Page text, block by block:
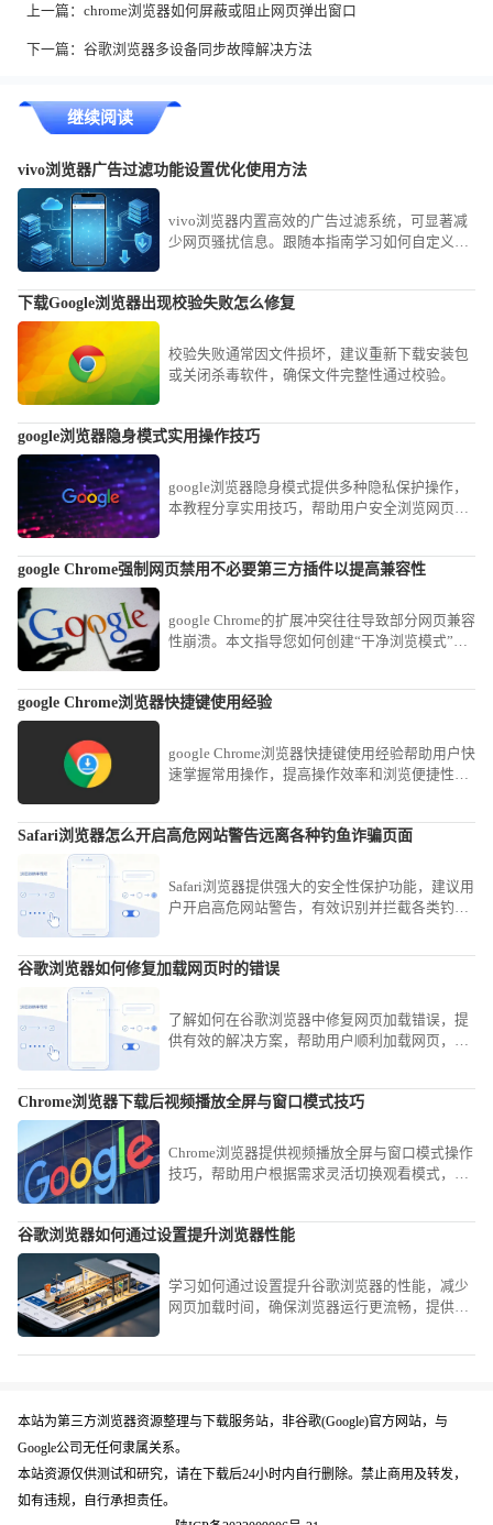
上一篇： chrome浏览器如何屏蔽或阻止网页弹出窗口
下一篇： 谷歌浏览器多设备同步故障解决方法
继续阅读
vivo浏览器广告过滤功能设置优化使用方法
vivo浏览器内置高效的广告过滤系统，可显著减
少网页骚扰信息。跟随本指南学习如何自定义拦
下载Google浏览器出现校验失败怎么修复
校验失败通常因文件损坏，建议重新下载安装包
或关闭杀毒软件，确保文件完整性通过校验。
google浏览器隐身模式实用操作技巧
google浏览器隐身模式提供多种隐私保护操作，
本教程分享实用技巧，帮助用户安全浏览网页并
google Chrome强制网页禁用不必要第三方插件以提高兼容性
google Chrome的扩展冲突往往导致部分网页兼容
性崩溃。本文指导您如何创建“干净浏览模式”，
google Chrome浏览器快捷键使用经验
google Chrome浏览器快捷键使用经验帮助用户快
速掌握常用操作，提高操作效率和浏览便捷性。
Safari浏览器怎么开启高危网站警告远离各种钓鱼诈骗页面
Safari浏览器提供强大的安全性保护功能，建议用
户开启高危网站警告，有效识别并拦截各类钓鱼
谷歌浏览器如何修复加载网页时的错误
了解如何在谷歌浏览器中修复网页加载错误，提
供有效的解决方案，帮助用户顺利加载网页，避
Chrome浏览器下载后视频播放全屏与窗口模式技巧
Chrome浏览器提供视频播放全屏与窗口模式操作
技巧，帮助用户根据需求灵活切换观看模式，提
谷歌浏览器如何通过设置提升浏览器性能
学习如何通过设置提升谷歌浏览器的性能，减少
网页加载时间，确保浏览器运行更流畅，提供更
本站为第三方浏览器资源整理与下载服务站，非谷歌(Google)官方网站，与
Google公司无任何隶属关系。
本站资源仅供测试和研究，请在下载后24小时内自行删除。禁止商用及转发，
如有违规，自行承担责任。